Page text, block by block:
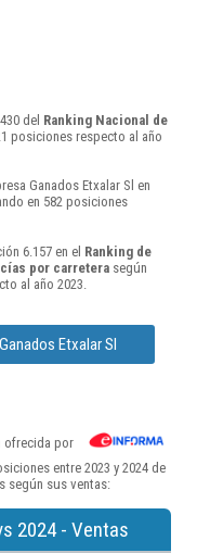
del Ranking Nacional de
posiciones respecto al año
Ganados Etxalar Sl en
en 582 posiciones
6.157 en el Ranking de
por carretera según
al año 2023.
Etxalar Sl
ofrecida por
entre 2023 y 2024 de
según sus ventas:
2024 - Ventas